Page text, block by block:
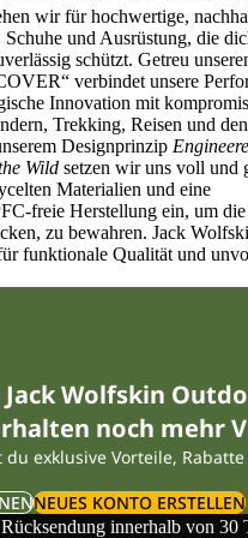
wir für hochwertige,
und Ausrüstung, die
schützt. Getreu
verbindet unsere
Innovation mit
Trekking, Reisen und
Designprinzip
Wild setzen wir uns voll und
Materialien und eine
freie Herstellung ein, um
zu bewahren. Jack
funktionale Qualität und
Wolfskin
noch mehr
exklusive Vorteile,
NEUES KONTO ERSTELLEN
innerhalb von 30